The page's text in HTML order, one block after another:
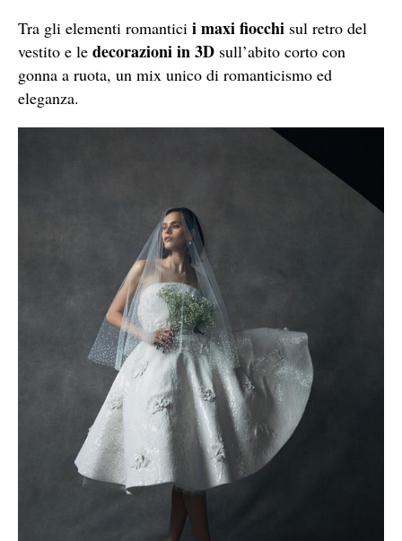
Tra gli elementi romantici i maxi fiocchi sul retro del
vestito e le decorazioni in 3D sull’abito corto con
gonna a ruota, un mix unico di romanticismo ed
eleganza.